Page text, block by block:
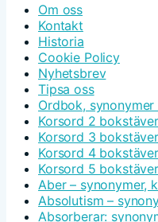
Om oss
Kontakt
Historia
Cookie Policy
Nyhetsbrev
Tipsa oss
Ordbok,
Korsord 2 bokstäver
Korsord 3 bokstäver
Korsord 4 bokstäver
Korsord 5 bokstäver
Aber – synonymer,
Absolutism –
Absorberar: